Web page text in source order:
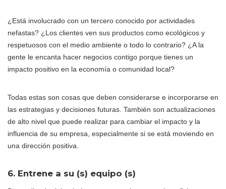
¿Está involucrado con un tercero conocido por actividades
nefastas? ¿Los clientes ven sus productos como ecológicos y
respetuosos con el medio ambiente o todo lo contrario? ¿A la
gente le encanta hacer negocios contigo porque tienes un
impacto positivo en la economía o comunidad local?
Todas estas son cosas que deben considerarse e incorporarse en
las estrategias y decisiones futuras. También son actualizaciones
de alto nivel que puede realizar para cambiar el impacto y la
influencia de su empresa, especialmente si se está moviendo en
una dirección positiva.
6. Entrene a su (s) equipo (s)